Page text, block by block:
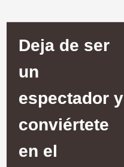
Deja de ser
un
espectador y
conviértete
en el